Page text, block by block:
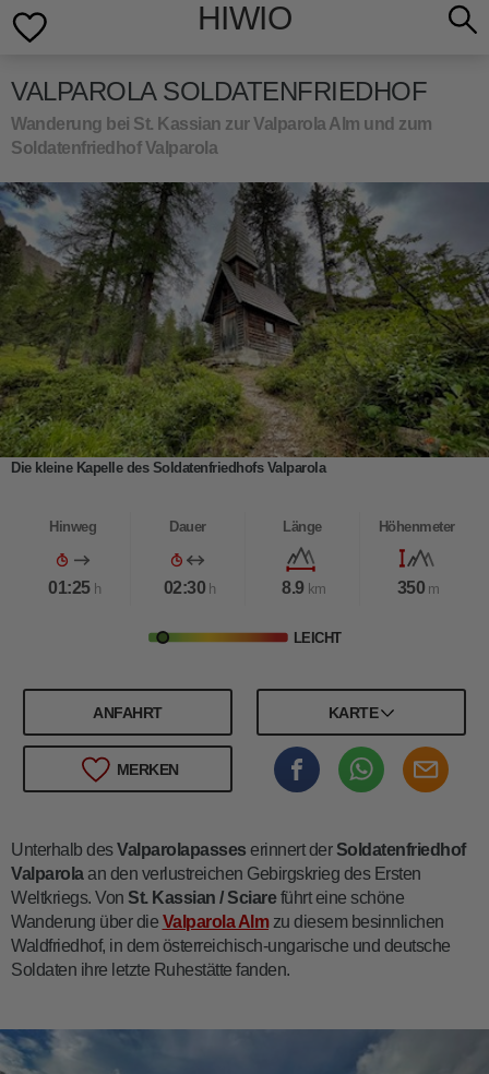
HIWIO
VALPAROLA SOLDATENFRIEDHOF
Wanderung bei St. Kassian zur Valparola Alm und zum
Soldatenfriedhof Valparola
Die kleine Kapelle des Soldatenfriedhofs Valparola
Hinweg
01:25 h
Dauer
02:30 h
Länge
8.9 km
Höhenmeter
350 m
LEICHT
ANFAHRT KARTE
MERKEN
Unterhalb desValparolapasses erinnert derSoldatenfriedhof
Valparolaan den verlustreichen Gebirgskrieg des Ersten
Weltkriegs. Von St. Kassian / Sciareführt eine schöne
Wanderung über die Valparola Almzu diesem besinnlichen
Waldfriedhof, in dem österreichisch-ungarische und deutsche
Soldaten ihre letzte Ruhestätte fanden.